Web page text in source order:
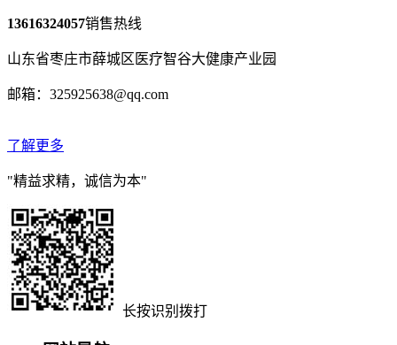
13616324057销售热线
山东省枣庄市薛城区医疗智谷大健康产业园
邮箱：325925638@qq.com
了解更多
"精益求精，诚信为本"
长按识别拨打